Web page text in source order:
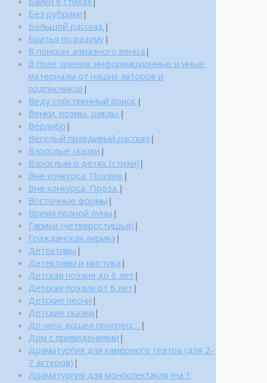
Без рубрики |
Большой рассказ. |
Братья по разуму|
В поисках алмазного венца |
В поле зрения: информационные и иные
материалы от наших авторов и
подписчиков |
Веду собственный поиск. |
Венки, поэмы, циклы. |
Верлибр |
Веселый правдивый рассказ |
Взрослые сказки |
Взрослым о детях (стихи) |
Вне конкурса. Поэзия. |
Вне конкурса. Проза. |
Восточные формы |
Время полной луны |
Гарики (четверостишья) |
Гражданская лирика |
Детективы |
Детективы и мистика |
Детская поэзия до 6 лет |
Детская поэзия от 6 лет |
Детские песни |
Детские сказки |
До чего дошел прогресс… |
Дом с привидениями |
Драматургия для камерного театра (для 2-
7 актеров) |
Драматургия для моноспектакля (на 1